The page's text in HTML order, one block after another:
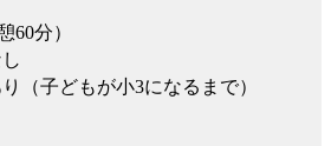
60分）
（子どもが小3になるまで）